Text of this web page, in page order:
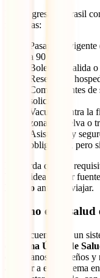
Para ingresar a Brasil
necesitas:
Pasaporte vigente
a 90 días).
Boleto de salida o
Reserva de
Comprobantes de
soliciten).
Vacuna contra la
zonas de selva o
Asistencia y
obligatorio, pero
Recuerda que los
buena idea revisar
México antes de viajar.
¿Cómo es la
Brasil cuenta con un
(Sistema Único de
ciudadanos brasileños
acceder a este sistema